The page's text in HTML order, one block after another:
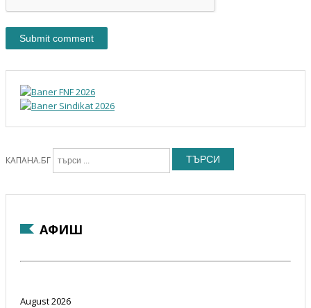
КАПАНА.БГ ТЪРСИ
АФИШ
August 2026